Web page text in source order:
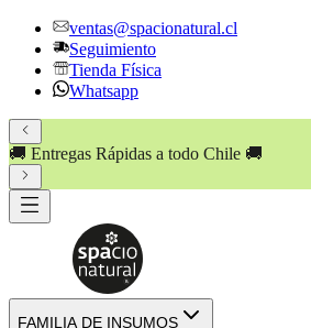
ventas@spacionatural.cl
Seguimiento
Tienda Física
Whatsapp
🚚 Entregas Rápidas a todo Chile 🚚
FAMILIA DE INSUMOS